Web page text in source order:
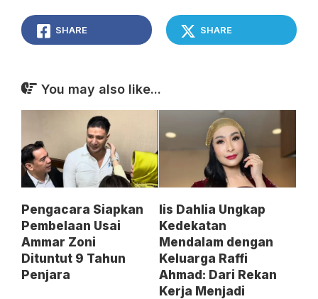
SHARE SHARE
You may also like...
Pengacara Siapkan
Pembelaan Usai
Ammar Zoni
Dituntut 9 Tahun
Penjara
Iis Dahlia Ungkap
Kedekatan
Mendalam dengan
Keluarga Raffi
Ahmad: Dari Rekan
Kerja Menjadi